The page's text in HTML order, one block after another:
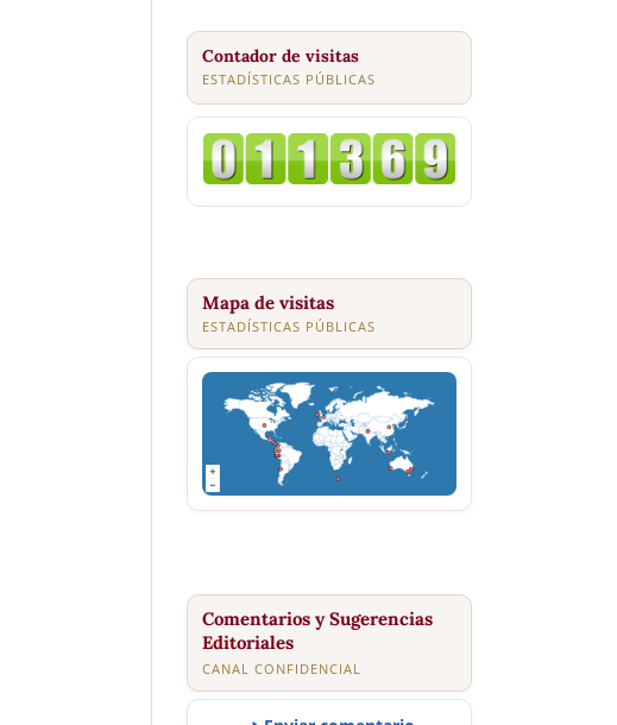
Contador de visitas
ESTADÍSTICAS PÚBLICAS
Mapa de visitas
ESTADÍSTICAS PÚBLICAS
Comentarios y Sugerencias
Editoriales
CANAL CONFIDENCIAL